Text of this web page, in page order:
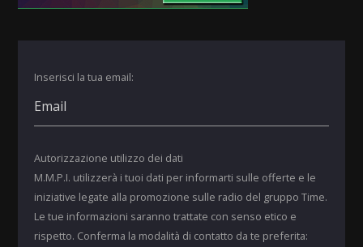
Inserisci la tua email:
Autorizzazione utilizzo dei dati
M.M.P.I. utilizzerà i tuoi dati per informarti sulle offerte e le
iniziative legate alla promozione sulle radio del gruppo Time.
Le tue informazioni saranno trattate con senso etico e
rispetto. Conferma la modalità di contatto da te preferita: